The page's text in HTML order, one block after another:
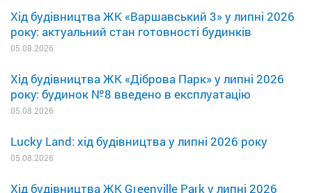
Хід будівництва ЖК «Варшавський 3» у липні 2026
року: актуальний стан готовності будинків
05.08.2026
Хід будівництва ЖК «Діброва Парк» у липні 2026
року: будинок №8 введено в експлуатацію
05.08.2026
Lucky Land: хід будівництва у липні 2026 року
05.08.2026
Хід будівництва ЖК Greenville Park у липні 2026